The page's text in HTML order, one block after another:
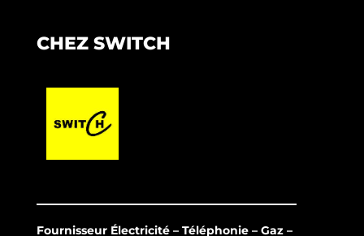
CHEZ SWITCH
Fournisseur Électricité – Téléphonie – Gaz –